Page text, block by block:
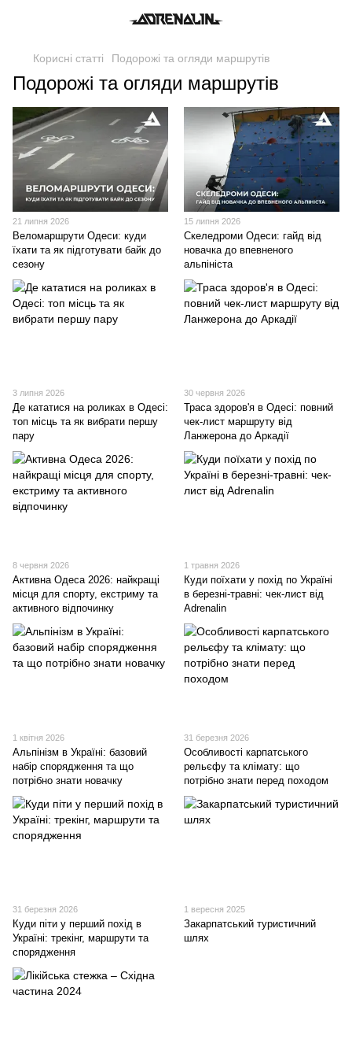
Корисні статті Подорожі та огляди маршрутів
Подорожі та огляди маршрутів
21 липня 2026
Веломаршрути Одеси: куди
їхати та як підготувати байк до
сезону
15 липня 2026
Скеледроми Одеси: гайд від
новачка до впевненого
альпініста
3 липня 2026
Де кататися на роликах в Одесі:
топ місць та як вибрати першу
пару
30 червня 2026
Траса здоров'я в Одесі: повний
чек-лист маршруту від
Ланжерона до Аркадії
8 червня 2026
Активна Одеса 2026: найкращі
місця для спорту, екстриму та
активного відпочинку
1 травня 2026
Куди поїхати у похід по Україні
в березні-травні: чек-лист від
Adrenalin
1 квітня 2026
Альпінізм в Україні: базовий
набір спорядження та що
потрібно знати новачку
31 березня 2026
Особливості карпатського
рельєфу та клімату: що
потрібно знати перед походом
31 березня 2026
Куди піти у перший похід в
Україні: трекінг, маршрути та
спорядження
1 вересня 2025
Закарпатський туристичний
шлях